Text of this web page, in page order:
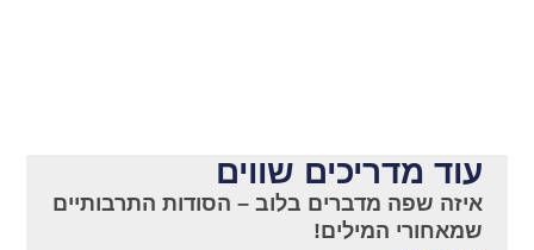
עוד מדריכים שווים
איזה שפה מדברים בלוב – הסודות התרבותיים
שמאחורי המילים!